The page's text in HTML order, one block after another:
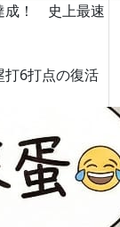
成！ 史上最速
6打点の復活